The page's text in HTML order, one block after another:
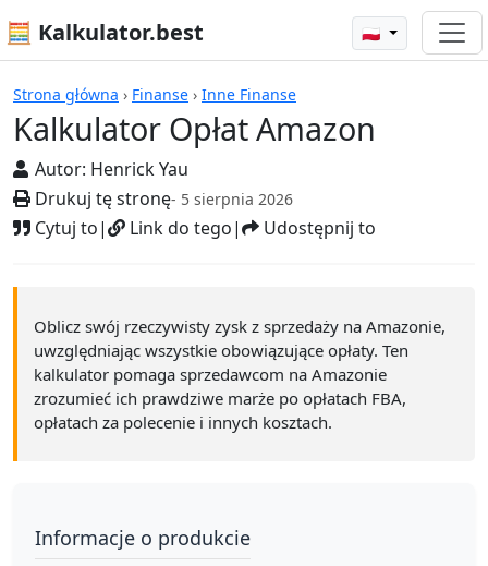
🧮 Kalkulator.best 🇵🇱
Strona główna › Finanse › Inne Finanse
Kalkulator Opłat Amazon
Autor: Henrick Yau
Drukuj tę stronę- 5 sierpnia 2026
Cytuj to| Link do tego| Udostępnij to
Kalkulatory
Oblicz swój rzeczywisty zysk z sprzedaży na Amazonie,
uwzględniając wszystkie obowiązujące opłaty. Ten
kalkulator pomaga sprzedawcom na Amazonie
zrozumieć ich prawdziwe marże po opłatach FBA,
opłatach za polecenie i innych kosztach.
Informacje o produkcie